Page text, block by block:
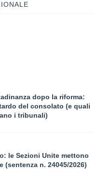
dopo la riforma:
del consolato (e quali
i tribunali)
le Sezioni Unite mettono
(sentenza n. 24045/2026)